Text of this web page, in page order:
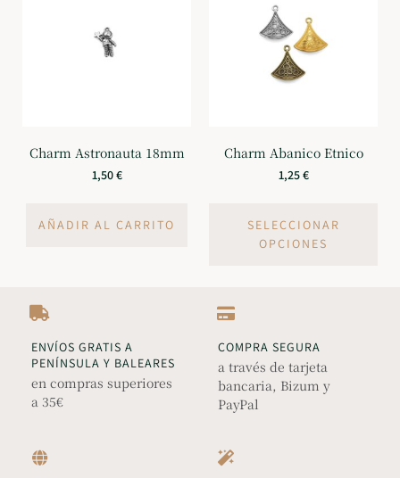
Charm Astronauta 18mm
1,50€
AÑADIR AL CARRITO
Charm Abanico Etnico
1,25€
SELECCIONAR
OPCIONES
ENVÍOS GRATIS A
PENÍNSULA Y BALEARES
en compras superiores
a 35€
COMPRA SEGURA
a través de tarjeta
bancaria, Bizum y
PayPal